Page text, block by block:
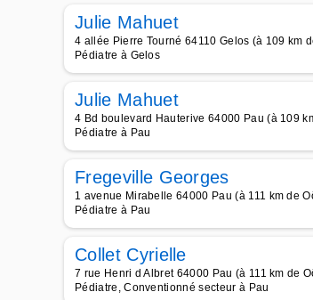
Julie Mahuet
4 allée Pierre Tourné 64110 Gelos (à 109 km
Pédiatre à Gelos
Julie Mahuet
4 Bd boulevard Hauterive 64000 Pau (à 109
Pédiatre à Pau
Fregeville Georges
1 avenue Mirabelle 64000 Pau (à 111 km de
Pédiatre à Pau
Collet Cyrielle
7 rue Henri d Albret 64000 Pau (à 111 km de
Pédiatre, Conventionné secteur à Pau